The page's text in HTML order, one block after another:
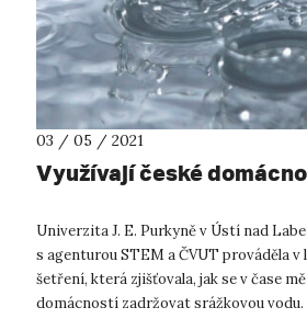
03 / 05 / 2021
Využívají české
Univerzita J. E. Purkyně v Ústí nad
s agenturou STEM a ČVUT prováděla v
šetření, která zjišťovala, jak se v čase
domácností zadržovat srážkovou